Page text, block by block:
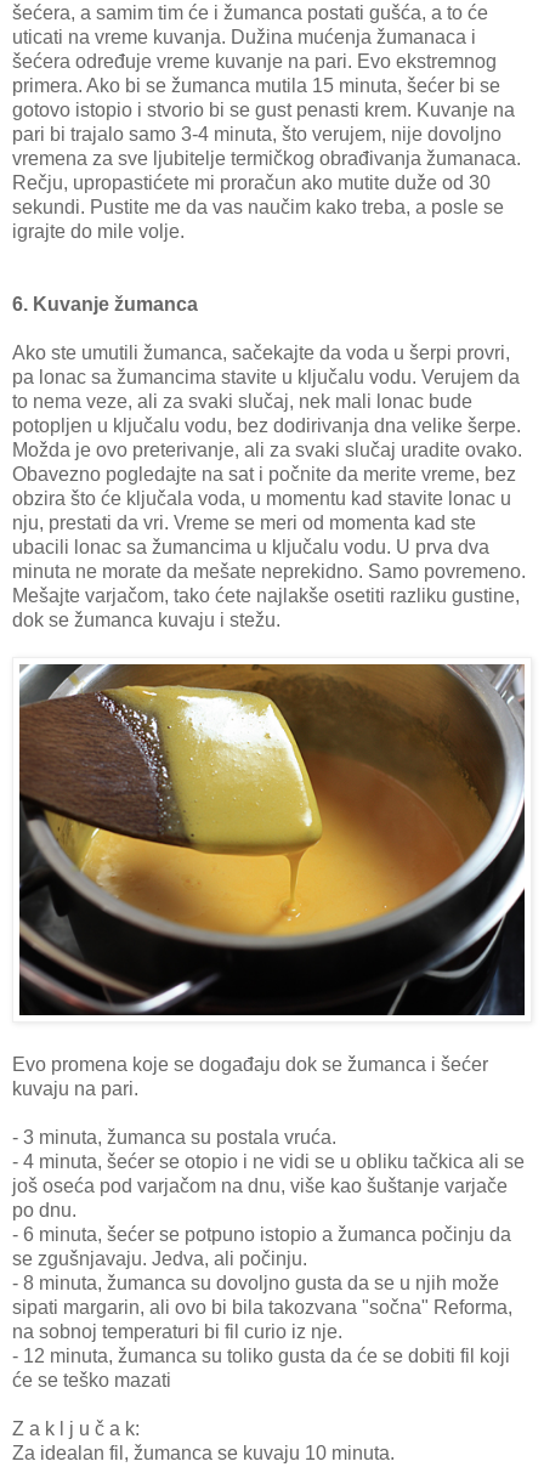
šećera, a samim tim će i žumanca postati gušća, a to će
uticati na vreme kuvanja. Dužina mućenja žumanaca i
šećera određuje vreme kuvanje na pari. Evo ekstremnog
primera. Ako bi se žumanca mutila 15 minuta, šećer bi se
gotovo istopio i stvorio bi se gust penasti krem. Kuvanje na
pari bi trajalo samo 3-4 minuta, što verujem, nije dovoljno
vremena za sve ljubitelje termičkog obrađivanja žumanaca.
Rečju, upropastićete mi proračun ako mutite duže od 30
sekundi. Pustite me da vas naučim kako treba, a posle se
igrajte do mile volje.
6. Kuvanje žumanca
Ako ste umutili žumanca, sačekajte da voda u šerpi provri,
pa lonac sa žumancima stavite u ključalu vodu. Verujem da
to nema veze, ali za svaki slučaj, nek mali lonac bude
potopljen u ključalu vodu, bez dodirivanja dna velike šerpe.
Možda je ovo preterivanje, ali za svaki slučaj uradite ovako.
Obavezno pogledajte na sat i počnite da merite vreme, bez
obzira što će ključala voda, u momentu kad stavite lonac u
nju, prestati da vri. Vreme se meri od momenta kad ste
ubacili lonac sa žumancima u ključalu vodu. U prva dva
minuta ne morate da mešate neprekidno. Samo povremeno.
Mešajte varjačom, tako ćete najlakše osetiti razliku gustine,
dok se žumanca kuvaju i stežu.
Evo promena koje se događaju dok se žumanca i šećer
kuvaju na pari.
- 3 minuta, žumanca su postala vruća.
- 4 minuta, šećer se otopio i ne vidi se u obliku tačkica ali se
još oseća pod varjačom na dnu, više kao šuštanje varjače
po dnu.
- 6 minuta, šećer se potpuno istopio a žumanca počinju da
se zgušnjavaju. Jedva, ali počinju.
- 8 minuta, žumanca su dovoljno gusta da se u njih može
sipati margarin, ali ovo bi bila takozvana "sočna" Reforma,
na sobnoj temperaturi bi fil curio iz nje.
- 12 minuta, žumanca su toliko gusta da će se dobiti fil koji
će se teško mazati
Z a k l j u č a k:
Za idealan fil, žumanca se kuvaju 10 minuta.